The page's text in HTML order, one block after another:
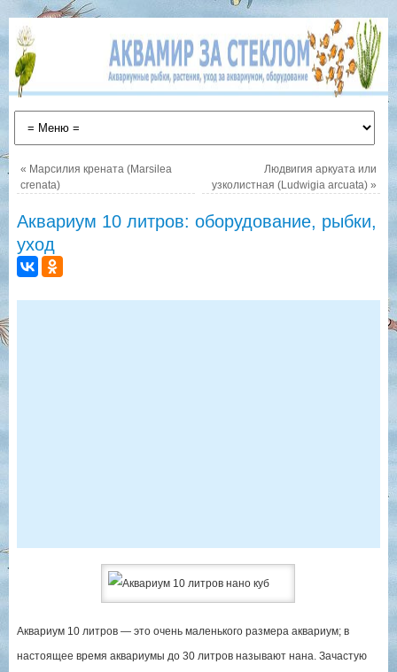
« Марсилия крената (Marsilea
crenata)
Людвигия аркуата или
узколистная (Ludwigia arcuata)»
Аквариум 10 литров: оборудование, рыбки,
уход
Аквариум 10 литров — это очень маленького размера аквариум; в
настоящее время аквариумы до 30 литров называют нана. Зачастую